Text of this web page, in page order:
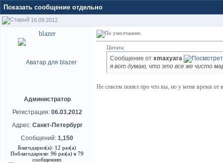
Показать сообщение отдельно
16.09.2012
blazer
Администратор
Регистрация: 06.03.2012
Адрес: Санкт-Петербург
Сообщений: 1,150
Благодарил(а): 12 раз(а)
Поблагодарили: 96 раз(а) в 79
сообщениях
Цитата:
Сообщение от xmaxyara
я вот думаю, что это все же чисто
Не совсем понял про что вы, но у меня время от